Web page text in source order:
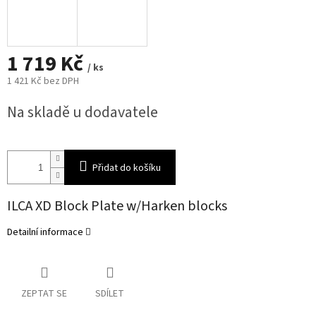
1 719 Kč / ks
1 421 Kč bez DPH
cena:
Na skladě u dodavatele
Přidat do košíku
ILCA XD Block Plate w/Harken blocks
Detailní informace
ZEPTAT SE SDÍLET